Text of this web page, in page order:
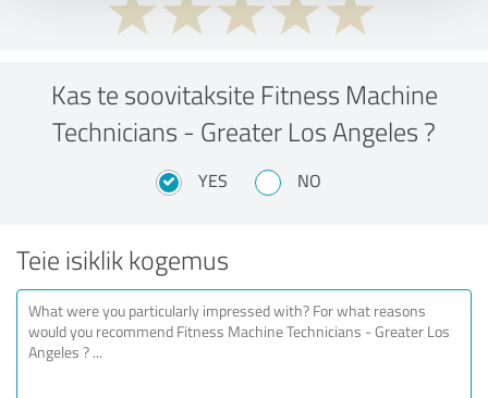
Kas te soovitaksite Fitness Machine
Technicians - Greater Los Angeles ?
YES NO
Teie isiklik kogemus